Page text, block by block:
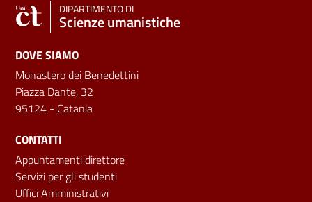
DIPARTIMENTO DI
Scienze umanistiche
DOVE SIAMO
Monastero dei Benedettini
Piazza Dante, 32
95124 - Catania
CONTATTI
Appuntamenti direttore
Servizi per gli studenti
Uffici Amministrativi